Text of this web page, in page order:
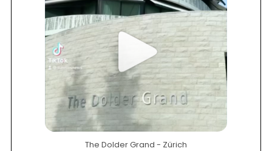
The Dolder Grand - Zürich